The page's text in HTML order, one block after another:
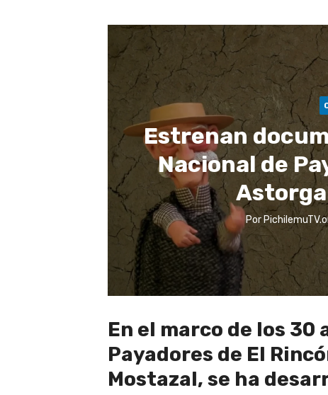
Estrenan
Nacional de
Por
En el marco de los 30
Payadores de El
Mostazal, se ha